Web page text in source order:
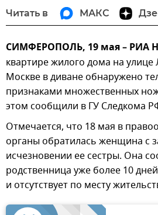
Читать в МАКС
СИМФЕРОПОЛЬ, 19 мая – РИА
квартире жилого дома на
Москве в диване обнаружено
признаками множественных
этом сообщили в ГУ Следкома
Отмечается, что 18 мая в
органы обратилась женщина с
исчезновении ее сестры. Она
родственница уже более 10
и отсутствует по месту